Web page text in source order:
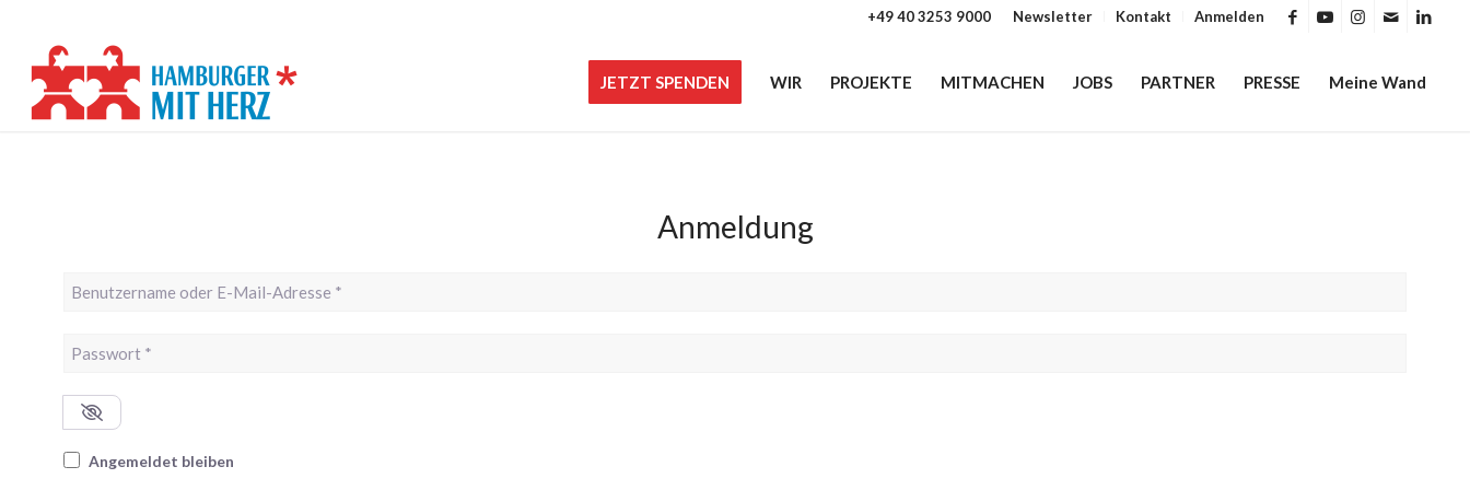
Newsletter Kontakt Anmelden
+49 40 3253 9000
JETZT SPENDEN WIR PROJEKTE MITMACHEN JOBS PARTNER PRESSE Meine Wand
Anmeldung
Benutzername oder E-Mail-Adresse
Passwort *
Angemeldet bleiben